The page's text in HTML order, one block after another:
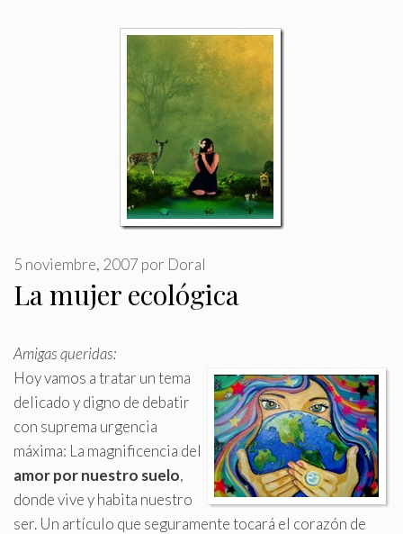
La mujer ecológica
5 noviembre, 2007 por Doral
Amigas queridas:
Hoy vamos a tratar un tema
delicado y digno de debatir
con suprema urgencia
máxima: La magnificencia del
amor por nuestro suelo,
donde vive y habita nuestro
ser. Un artículo que seguramente tocará el corazón de